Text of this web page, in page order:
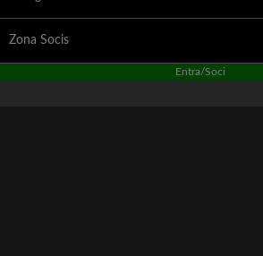
Zona Socis
Entra/Soci